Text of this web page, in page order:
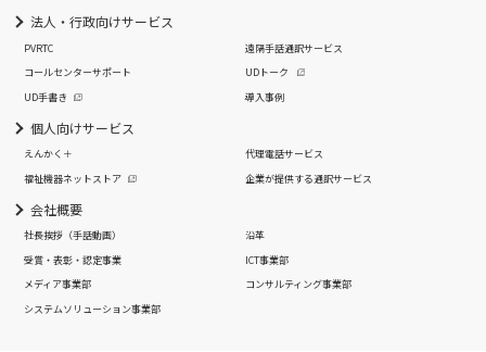
法人・行政向けサービス
PVRTC
遠隔手話通訳サービス
コールセンターサポート
UDトーク
UD手書き
導入事例
個人向けサービス
えんかく＋
代理電話サービス
福祉機器ネットストア
企業が提供する通訳サービス
会社概要
社長挨拶 （手話動画）
沿革
受賞・表彰・認定事業
ICT事業部
メディア事業部
コンサルティング事業部
システムソリューション事業部